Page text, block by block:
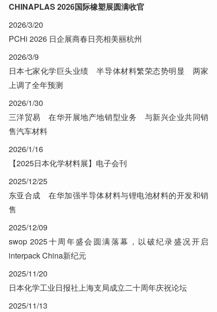
CHINAPLAS 2026国际橡塑展圆满收官
2026/3/20
PCHi 2026 日企展商春日亮相美丽杭州
2026/3/9
日本七家化学巨头业绩 半导体材料繁荣态势明显 两家
上调了全年预测
2026/1/30
三洋贸易 在华开展地产地销型业务 与新兴企业共同销
售汽车材料
2026/1/16
【2025日本化学材料展】电子会刊
2025/12/25
东亚合成 在华加强半导体材料与锂电池材料的开发和销
售
2025/12/09
swop 2025十周年盛会圆满落幕，以破纪录盛况开启
interpack China新纪元
2025/11/20
日本化学工业日报社上海支局成立二十周年庆祝论坛
2025/11/13